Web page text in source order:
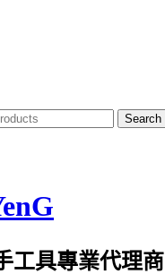
工具專業代理商